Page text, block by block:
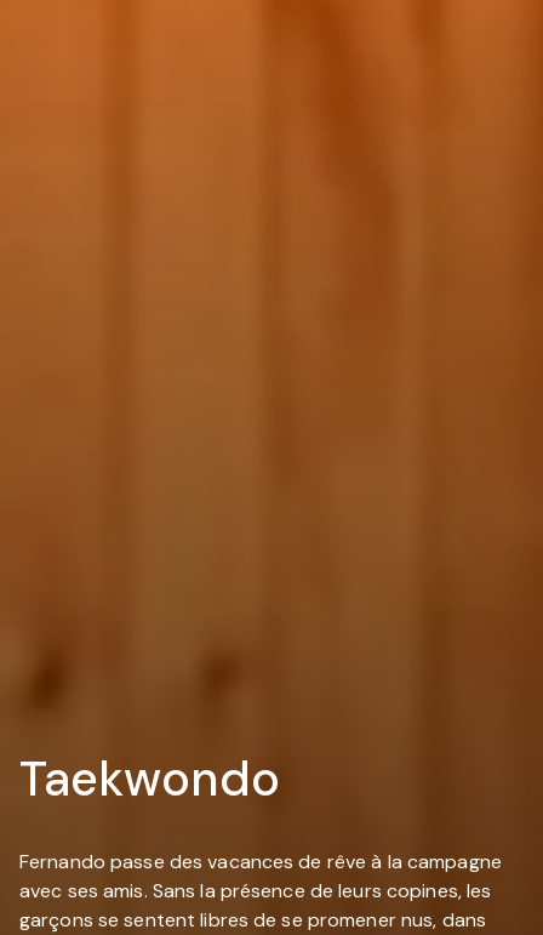
Taekwondo
Fernando passe des vacances de rêve à la campagne
avec ses amis. Sans la présence de leurs copines, les
garçons se sentent libres de se promener nus, dans